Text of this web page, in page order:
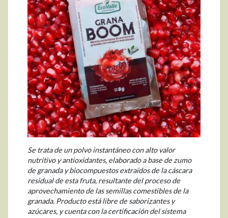
Se trata de un polvo instantáneo con alto valor
nutritivo y antioxidantes, elaborado a base de zumo
de granada y biocompuestos extraídos de la cáscara
residual de esta fruta, resultante del proceso de
aprovechamiento de las semillas comestibles de la
granada. Producto está libre de saborizantes y
azúcares, y cuenta con la certificación del sistema